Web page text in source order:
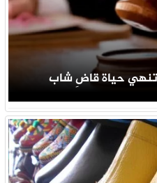
حياة قاضِ شاب